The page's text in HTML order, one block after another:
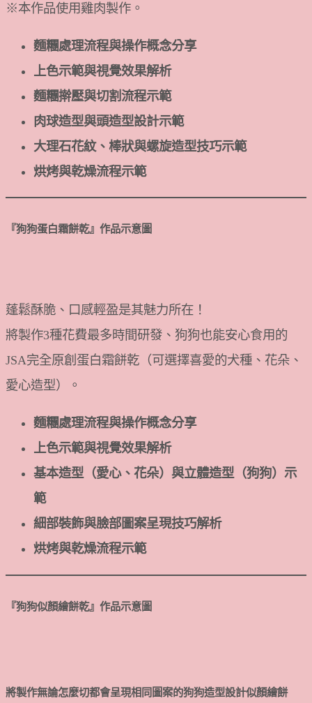
※本作品使用雞肉製作。
麵糰處理流程與操作概念分享
上色示範與視覺效果解析
麵糰擀壓與切割流程示範
肉球造型與頭造型設計示範
大理石花紋、棒狀與螺旋造型技巧示範
烘烤與乾燥流程示範
『狗狗蛋白霜餅乾』 作品示意圖
蓬鬆酥脆、口感輕盈是其魅力所在！
將製作3種花費最多時間研發、狗狗也能安心食用的
JSA完全原創蛋白霜餅乾（可選擇喜愛的犬種、花朵、
愛心造型）。
麵糰處理流程與操作概念分享
上色示範與視覺效果解析
基本造型（愛心、花朵）與立體造型（狗狗）示
範
細部裝飾與臉部圖案呈現技巧解析
烘烤與乾燥流程示範
『狗狗似顏繪餅乾』 作品示意圖
將製作無論怎麼切都會呈現相同圖案的狗狗造型設計似顏繪餅